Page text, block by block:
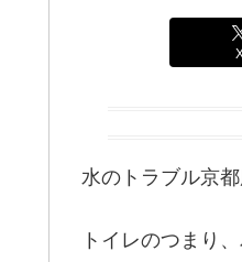
水のトラブル京
トイレのつまり